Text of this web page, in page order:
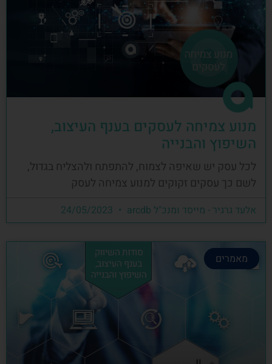
מנוע צמיחה לעסקים בענף העיצוב,
השיפוץ והבנייה
לכל עסק יש שאיפה לצמוח, להתפתח ולהצליח בגדול,
לשם כך עסקים זקוקים למנוע צמיחה לעסק
אלעד גרגיר - מייסד ומנכ"ל arcdb
מאמרים